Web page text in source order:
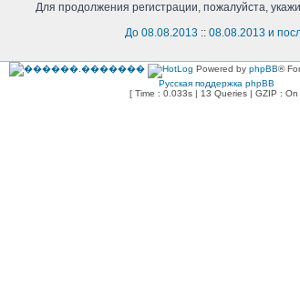
Для продолжения регистрации, пожалуйста,
До 08.08.2013 :: 08.08.2013 и
Powered by phpBB®
Русская поддержка phpBB
[ Time : 0.033s | 13 Queries | GZIP : On